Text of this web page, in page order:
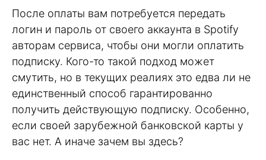
После оплаты вам потребуется передать
логин и пароль от своего аккаунта в Spotify
авторам сервиса, чтобы они могли оплатить
подписку. Кого-то такой подход может
смутить, но в текущих реалиях это едва ли не
единственный способ гарантированно
получить действующую подписку. Особенно,
если своей зарубежной банковской карты у
вас нет. А иначе зачем вы здесь?